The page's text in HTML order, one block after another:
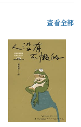
查看全部